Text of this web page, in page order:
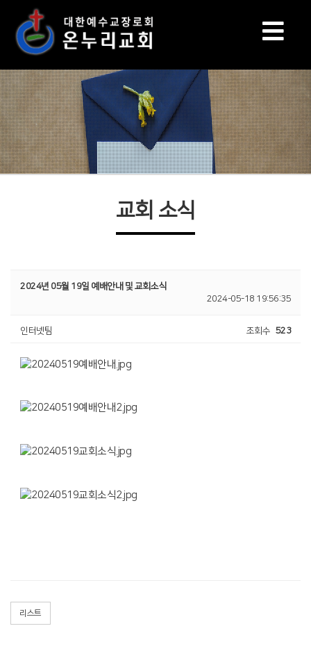
교회 소식
2024년 05월 19일 예배안내 및 교회소식
2024-05-18 19:56:35
인터넷팀 조회수 523
리스트